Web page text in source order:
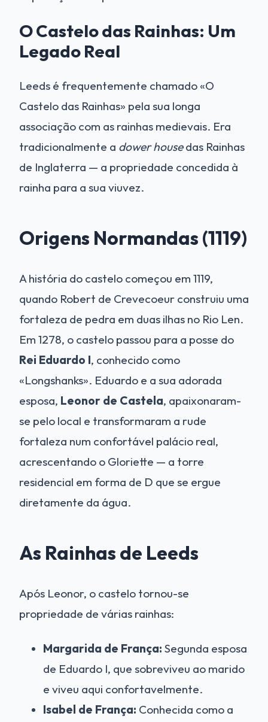
O Castelo das Rainhas: Um
Legado Real
Leeds é frequentemente chamado «O
Castelo das Rainhas» pela sua longa
associação com as rainhas medievais. Era
tradicionalmente a dower housedas Rainhas
de Inglaterra — a propriedade concedida à
rainha para a sua viuvez.
Origens Normandas (1119)
A história do castelo começou em 1119,
quando Robert de Crevecoeur construiu uma
fortaleza de pedra em duas ilhas no Rio Len.
Em 1278, o castelo passou para a posse do
Rei Eduardo I, conhecido como
«Longshanks». Eduardo e a sua adorada
esposa, Leonor de Castela, apaixonaram-
se pelo local e transformaram a rude
fortaleza num confortável palácio real,
acrescentando o Gloriette — a torre
residencial em forma de D que se ergue
diretamente da água.
As Rainhas de Leeds
Após Leonor, o castelo tornou-se
propriedade de várias rainhas:
Margarida de França: Segunda esposa
de Eduardo I, que sobreviveu ao marido
e viveu aqui confortavelmente.
Isabel de França: Conhecida como a